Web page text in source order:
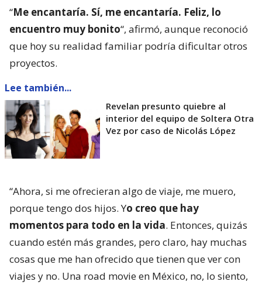
“Me encantaría. Sí, me encantaría. Feliz, lo
encuentro muy bonito“, afirmó, aunque reconoció
que hoy su realidad familiar podría dificultar otros
proyectos.
Lee también...
Revelan presunto quiebre al
interior del equipo de Soltera Otra
Vez por caso de Nicolás López
“Ahora, si me ofrecieran algo de viaje, me muero,
porque tengo dos hijos. Yo creo que hay
momentos para todo en la vida. Entonces, quizás
cuando estén más grandes, pero claro, hay muchas
cosas que me han ofrecido que tienen que ver con
viajes y no. Una road movie en México, no, lo siento,